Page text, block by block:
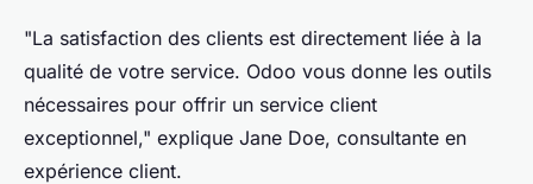
"La satisfaction des clients est directement liée à la
qualité de votre service. Odoo vous donne les outils
nécessaires pour offrir un service client
exceptionnel," explique Jane Doe, consultante en
expérience client.